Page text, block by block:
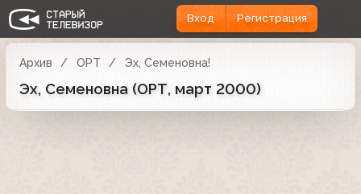
Вход Регистрация
Архив ОРТ Эх, Семеновна!
Эх, Семеновна (ОРТ, март 2000)